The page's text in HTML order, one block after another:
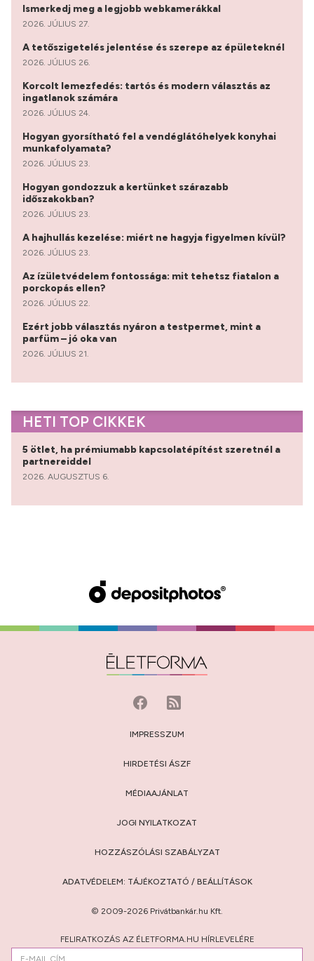
Ismerkedj meg a legjobb webkamerákkal
2026. JÚLIUS 27.
A tetőszigetelés jelentése és szerepe az épületeknél
2026. JÚLIUS 26.
Korcolt lemezfedés: tartós és modern választás az
ingatlanok számára
2026. JÚLIUS 24.
Hogyan gyorsítható fel a vendéglátóhelyek konyhai
munkafolyamata?
2026. JÚLIUS 23.
Hogyan gondozzuk a kertünket szárazabb
időszakokban?
2026. JÚLIUS 23.
A hajhullás kezelése: miért ne hagyja figyelmen kívül?
2026. JÚLIUS 23.
Az ízületvédelem fontossága: mit tehetsz fiatalon a
porckopás ellen?
2026. JÚLIUS 22.
Ezért jobb választás nyáron a testpermet, mint a
parfüm – jó oka van
2026. JÚLIUS 21.
HETI TOP CIKKEK
5 ötlet, ha prémiumabb kapcsolatépítést szeretnél a
partnereiddel
2026. AUGUSZTUS 6.
IMPRESSZUM
HIRDETÉSI ÁSZF
MÉDIAAJÁNLAT
JOGI NYILATKOZAT
HOZZÁSZÓLÁSI SZABÁLYZAT
ADATVÉDELEM: TÁJÉKOZTATÓ / BEÁLLÍTÁSOK
© 2009-2026 Privátbankár.hu Kft.
FELIRATKOZÁS AZ ÉLETFORMA.HU HÍRLEVELÉRE